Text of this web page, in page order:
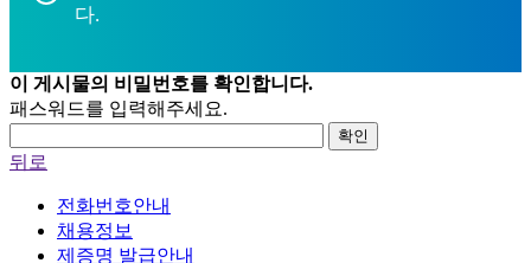
다.
이 게시물의 비밀번호를 확인합니다.
패스워드를 입력해주세요.
확인
뒤로
전화번호안내
채용정보
제증명 발급안내